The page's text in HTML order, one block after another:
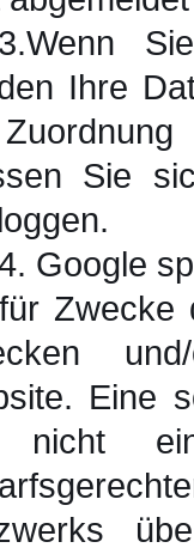
Ihre
Sie
Google
Zwecke
Eine